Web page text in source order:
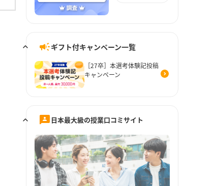
ギフト付キャンペーン一覧
［27卒］本選考体験記投稿
キャンペーン
日本最大級の授業口コミサイト